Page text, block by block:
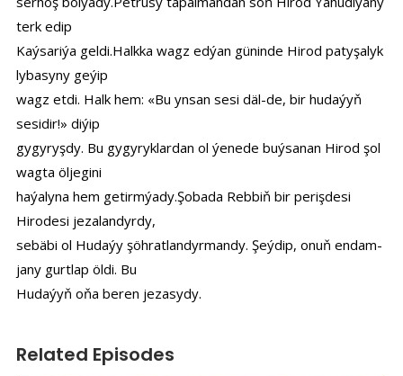
terk edip
Kaýsariýa geldi.Halkka wagz edýan güninde Hirod patyşalyk
lybasyny geýip
wagz etdi. Halk hem: «Bu ynsan sesi däl-de, bir hudaýyň
sesidir!» diýip
gygyryşdy. Bu gygyryklardan ol ýenede buýsanan Hirod şol
wagta öljegini
haýalyna hem getirmýady.Şobada Rebbiň bir perişdesi
Hirodesi jezalandyrdy,
sebäbi ol Hudaýy şöhratlandyrmandy. Şeýdip, onuň endam-
jany gurtlap öldi. Bu
Hudaýyň oňa beren jezasydy.
Related Episodes